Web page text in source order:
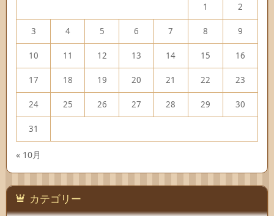
1 2
3 4 5 6 7 8 9
10 11 12 13 14 15 16
17 18 19 20 21 22 23
24 25 26 27 28 29 30
31
« 10月
カテゴリー